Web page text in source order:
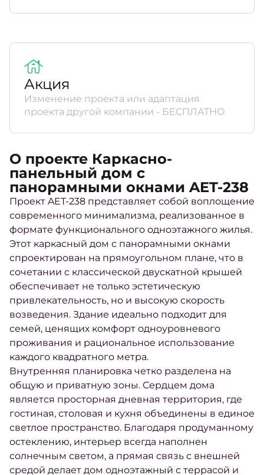
Акция
Изменение проекта или адаптация
проекта другой компании - БЕСПЛАТНО
О проекте Каркасно-
панельный дом с
панорамными окнами AET-238
Проект AET-238 представляет собой воплощение
современного минимализма, реализованное в
формате функционального одноэтажного жилья.
Этот каркасный дом с панорамными окнами
спроектирован на прямоугольном плане, что в
сочетании с классической двускатной крышей
обеспечивает не только эстетическую
привлекательность, но и высокую скорость
возведения. Здание идеально подходит для
семей, ценящих комфорт одноуровневого
проживания и рациональное использование
каждого квадратного метра.
Внутренняя планировка четко разделена на
общую и приватную зоны. Сердцем дома
является просторная дневная территория, где
гостиная, столовая и кухня объединены в единое
светлое пространство. Благодаря продуманному
остеклению, интерьер всегда наполнен
солнечным светом, а прямая связь с внешней
средой делает дом одноэтажный с террасой и